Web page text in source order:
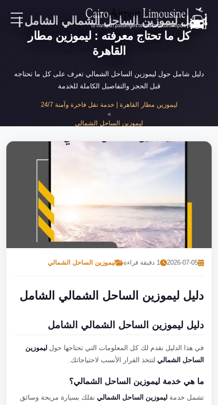
EN
خدمات المطار
نحن
دليل ليموزين الساحل الشمالي الشامل |
كل ما تحتاج معرفته : ليموزين مطار
القاهرة
دليل شامل حول ليموزين الساحل الشمالي تعرف على كل ما تحتاجه
قبل الحجز والتفاصيل الكاملة للخدمة
ليموزين مطار القاهرة | خدمة نقل فاخرة وآمنة 24/7
ليموزين الساحل الشمالي
دليل ليموزين الساحل الشمالي الشامل
2026-07-05 1 دقيقة قراءة ليموزين الساحل الشمالي
دليل ليموزين الساحل الشمالي الشامل
دليل ليموزين الساحل الشمالي الشامل
في هذا الدليل نقدم لك كل المعلومات التي تحتاجها حولليموزين
الساحل الشماليلتتخذ القرار الأنسب لاحتياجاتك.
ما هي خدمة ليموزين الساحل الشمالي؟
تشمل خدمةليموزين الساحل الشمالينقلك بسيارة مريحة وسائق